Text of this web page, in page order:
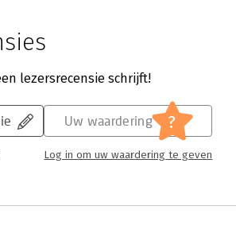
lezersrecensie schrijft!
Uw waardering ?
Log in om uw waardering te geven